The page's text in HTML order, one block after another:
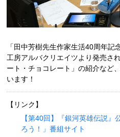
「田中芳樹先生作家生活40周年
工房アルバクリエイツより発売さ
ート・チョコレート」の紹介など
います！
【リンク】
【第40回】『銀河英雄伝説
ろう！」番組サイト